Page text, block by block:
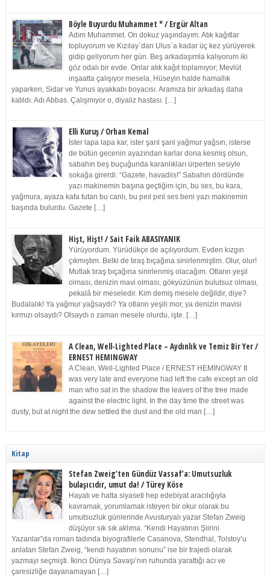
Böyle Buyurdu Muhammet * / Ergür Altan
Adım Muhammet. On dokuz yaşındayım. Atık kağıtlar
topluyorum ve Kızılay`dan Ulus`a kadar üç kez yürüyerek
gidip geliyorum her gün. Beş arkadaşımla kalıyorum iki
göz odalı bir evde. Onlar atık kağıt toplamıyor; Mevlüt
inşaatta çalışıyor mesela, Hüseyin halde hamallık
yaparken, Sidar ve Yunus ayakkabı boyacısı. Aramıza bir arkadaş daha
katıldı. Adı Abbas. Çalışmıyor o, diyaliz hastası. […]
Elli Kuruş / Orhan Kemal
İster lapa lapa kar, ister şarıl şarıl yağmur yağsın, isterse
de bütün gecenin ayazından karlar dona kesmiş olsun,
sabahın beş buçuğunda karanlıkları ürperten sesiyle
sokağa girerdi: “Gazete, havadiis!” Sabahın dördünde
yazı makinemin başına geçtiğim için, bu ses, bu kara,
yağmura, ayaza kafa tutan bu canlı, bu pırıl pırıl ses beni yazı makinemin
başında bulurdu. Gazete […]
Hişt, Hişt! / Sait Faik ABASIYANIK
Yürüyordum. Yürüdükçe de açılıyordum. Evden kızgın
çıkmıştım. Belki de tıraş bıçağına sinirlenmiştim. Olur, olur!
Mutlak tıraş bıçağına sinirlenmiş olacağım. Otların yeşil
olması, denizin mavi olması, gökyüzünün bulutsuz olması,
pekalâ bir meseledir. Kim demiş mesele değildir, diye?
Budalalık! Ya yağmur yağsaydı? Ya otların yeşili mor, ya denizin mavisi
kırmızı olsaydı? Olsaydı o zaman mesele olurdu, işte. […]
A Clean, Well-Lighted Place – Aydınlık ve Temiz Bir Yer /
ERNEST HEMINGWAY
A Clean, Well-Lighted Place / ERNEST HEMINGWAY It
was very late and everyone had left the cafe except an old
man who sat in the shadow the leaves of the tree made
against the electric light. In the day time the street was
dusty, but at night the dew settled the dust and the old man […]
Kitap
Stefan Zweig’ten Gündüz Vassaf’a: Umutsuzluk
bulaşıcıdır, umut da! / Türey Köse
Hayatı ve hatta siyaseti hep edebiyat aracılığıyla
kavramak, yorumlamak isteyen bir okur olarak bu
umutsuzluk günlerinde Avusturyalı yazar Stefan Zweig
düşüyor sık sık aklıma. “Kendi Hayatının Şiirini
Yazanlar”da roman tadında biyografilerle Casanova, Stendhal, Tolstoy’u
anlatan Stefan Zweig, “kendi hayatının sonunu” ise bir trajedi olarak
yazmayı seçmişti. İkinci Dünya Savaşı’nın ruhunda yarattığı acı ve
çaresizliğe dayanamayan […]